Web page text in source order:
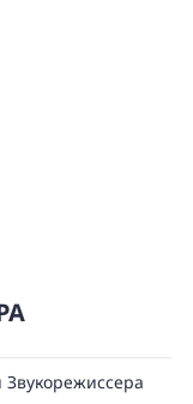
Звукорежиссера